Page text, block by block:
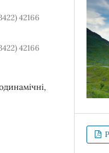
42166
42166